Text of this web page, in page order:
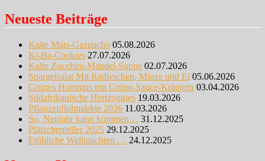
Neueste Beiträge
Kalte Mais-Gazpacho 05.08.2026
Ki-Ba-Cookies 27.07.2026
Kalte Zucchini-Mandel-Suppe 02.07.2026
Spargelsalat Mit Radieschen, Minze und Ei 05.06.2026
Grünes Hummus mit Grüne-Sauce-Kräutern 03.04.2026
Südafrikanische Hertzoggies 19.03.2026
Pflanzenflohmärkte 2026 11.03.2026
So, Neujahr kann kommen… 31.12.2025
Plätzchenteller 2025 29.12.2025
Fröhliche Weihnachten … 24.12.2025